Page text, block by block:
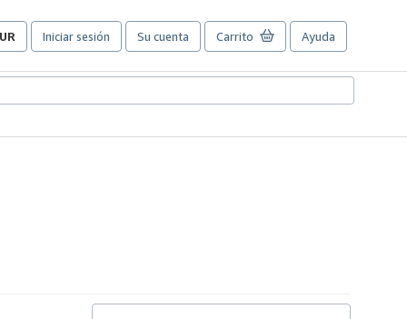
Iniciar sesión Su cuenta Carrito Ayuda